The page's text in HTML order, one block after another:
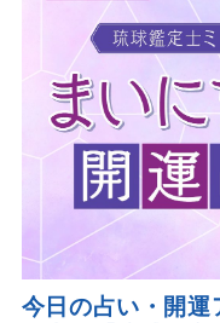
今日の占い・開